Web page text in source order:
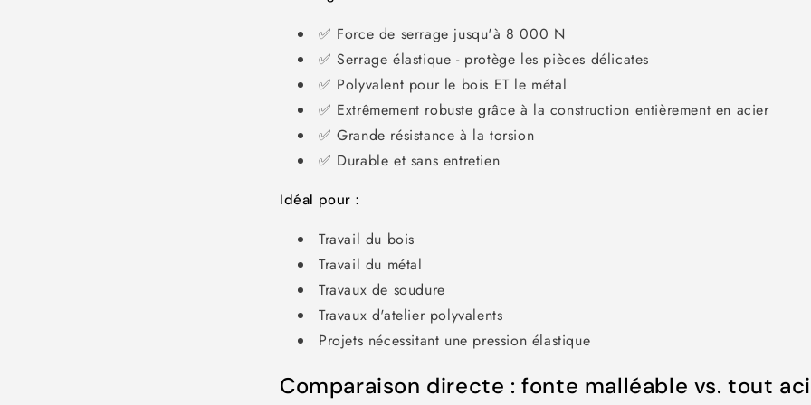
✅ Force de serrage jusqu'à 8 000 N
✅ Serrage élastique - protège les pièces délicates
✅ Polyvalent pour le bois ET le métal
✅ Extrêmement robuste grâce à la construction entièrement en acier
✅ Grande résistance à la torsion
✅ Durable et sans entretien
Idéal pour :
Travail du bois
Travail du métal
Travaux de soudure
Travaux d'atelier polyvalents
Projets nécessitant une pression élastique
Comparaison directe : fonte malléable vs. tout